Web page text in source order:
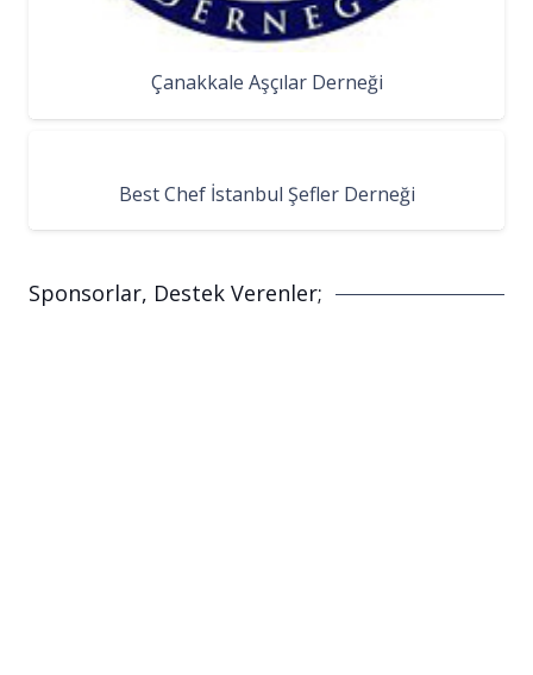
Çanakkale Aşçılar Derneği
Best Chef İstanbul Şefler Derneği
Sponsorlar, Destek Verenler;